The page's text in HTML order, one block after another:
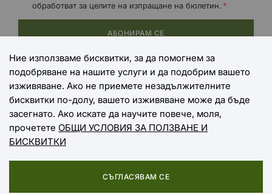
обработват за целите на изпращане на бюлетин.
АБОНИРАМ СЕ
НАЧИНИ НА ПЛАЩАНЕ
НАЧИНИ НА ДОСТАВКА
Copyright © 2025 EXTREME SPORTS
Ние използваме бисквитки, за да помогнем за
подобряване на нашите услуги и да подобрим вашето
изживяване. Ако не приемете незадължителните
бисквитки по-долу, вашето изживяване може да бъде
засегнато. Ако искате да научите повече, моля,
прочетете ОБЩИ УСЛОВИЯ ЗА ПОЛЗВАНЕ И
БИСКВИТКИ
СЪГЛАСЯВАМ СЕ